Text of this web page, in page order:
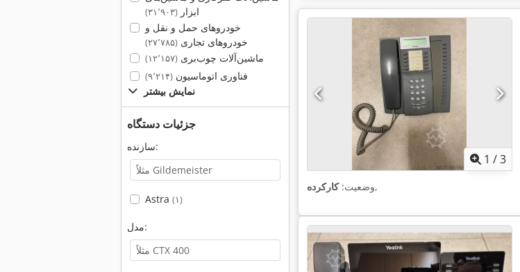
ابزار(۳۱٬۹۰۳)
خودروهای حمل و نقل و
خودروهای تجاری(۲۷٬۷۸۵)
ماشین‌آلات چوب‌بری(۱۲٬۱۵۷)
فناوری اتوماسیون(۹٬۲۱۴)
نمایش بیشتر
جزئیات دستگاه
سازنده:
Astra (۱)
مدل:
1 /3
وضعیت:کارکرده ,